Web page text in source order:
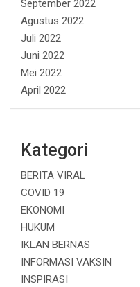
September 2022
Agustus 2022
Juli 2022
Juni 2022
Mei 2022
April 2022
Kategori
BERITA VIRAL
COVID 19
EKONOMI
HUKUM
IKLAN BERNAS
INFORMASI VAKSIN
INSPIRASI